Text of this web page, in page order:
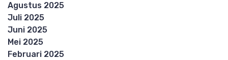
Agustus 2025
Juli 2025
Juni 2025
Mei 2025
Februari 2025